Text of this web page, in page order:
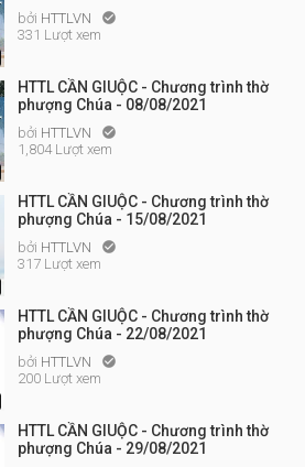
bởi HTTLVN 
331 Lượt xem
HTTL CẦN GIUỘC - Chương trình thờ
phượng Chúa - 08/08/2021
bởi HTTLVN 
1,804 Lượt xem
HTTL CẦN GIUỘC - Chương trình thờ
phượng Chúa - 15/08/2021
bởi HTTLVN 
317 Lượt xem
HTTL CẦN GIUỘC - Chương trình thờ
phượng Chúa - 22/08/2021
bởi HTTLVN 
200 Lượt xem
HTTL CẦN GIUỘC - Chương trình thờ
phượng Chúa - 29/08/2021